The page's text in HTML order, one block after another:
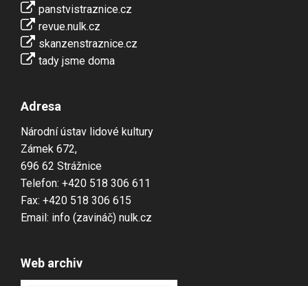
panstvistraznice.cz
revue.nulk.cz
skanzenstraznice.cz
tady jsme doma
Adresa
Národní ústav lidové kultury
Zámek 672,
696 62 Strážnice
Telefon: +420 518 306 611
Fax: +420 518 306 615
Email: info (zavináč) nulk.cz
Web archiv